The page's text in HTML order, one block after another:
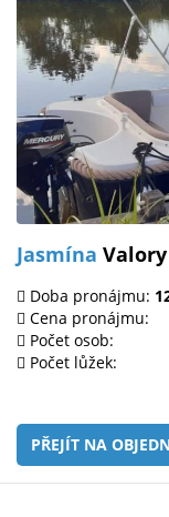
Jasmína
Doba pronájmu:
Cena pronájmu:
Počet osob:
Počet lůžek:
PŘEJÍT NA